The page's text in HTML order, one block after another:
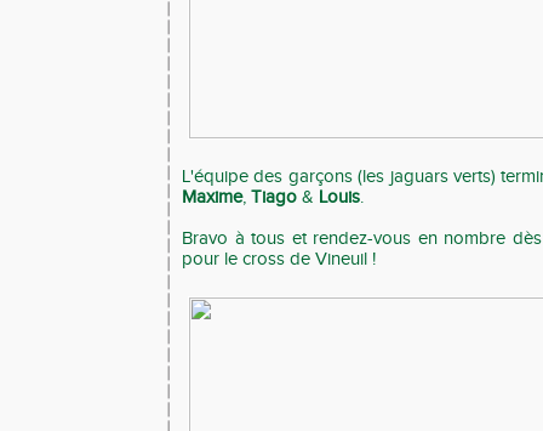
L'équipe des garçons (les jaguars verts)
Maxime, Tiago & Louis.
Bravo à tous et rendez-vous en nombre
pour le cross de Vineuil !